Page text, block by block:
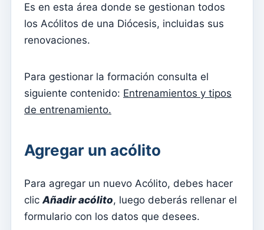
Configuración de suscripción
Párroco
Modo oscuro
Cambiar idioma
Editar parroquia
Configurar una cuenta SMTP para enviar correos
Catequese
Formularios de inscripción para catequesis
Es en esta área donde se gestionan todos
los Acólitos de una Diócesis, incluidas sus
renovaciones.
Para gestionar la formación consulta el
siguiente contenido: Entrenamientos y tipos
de entrenamiento.
Agregar un acólito
Para agregar un nuevo Acólito, debes hacer
clicAñadir acólito, luego deberás rellenar el
formulario con los datos que desees.